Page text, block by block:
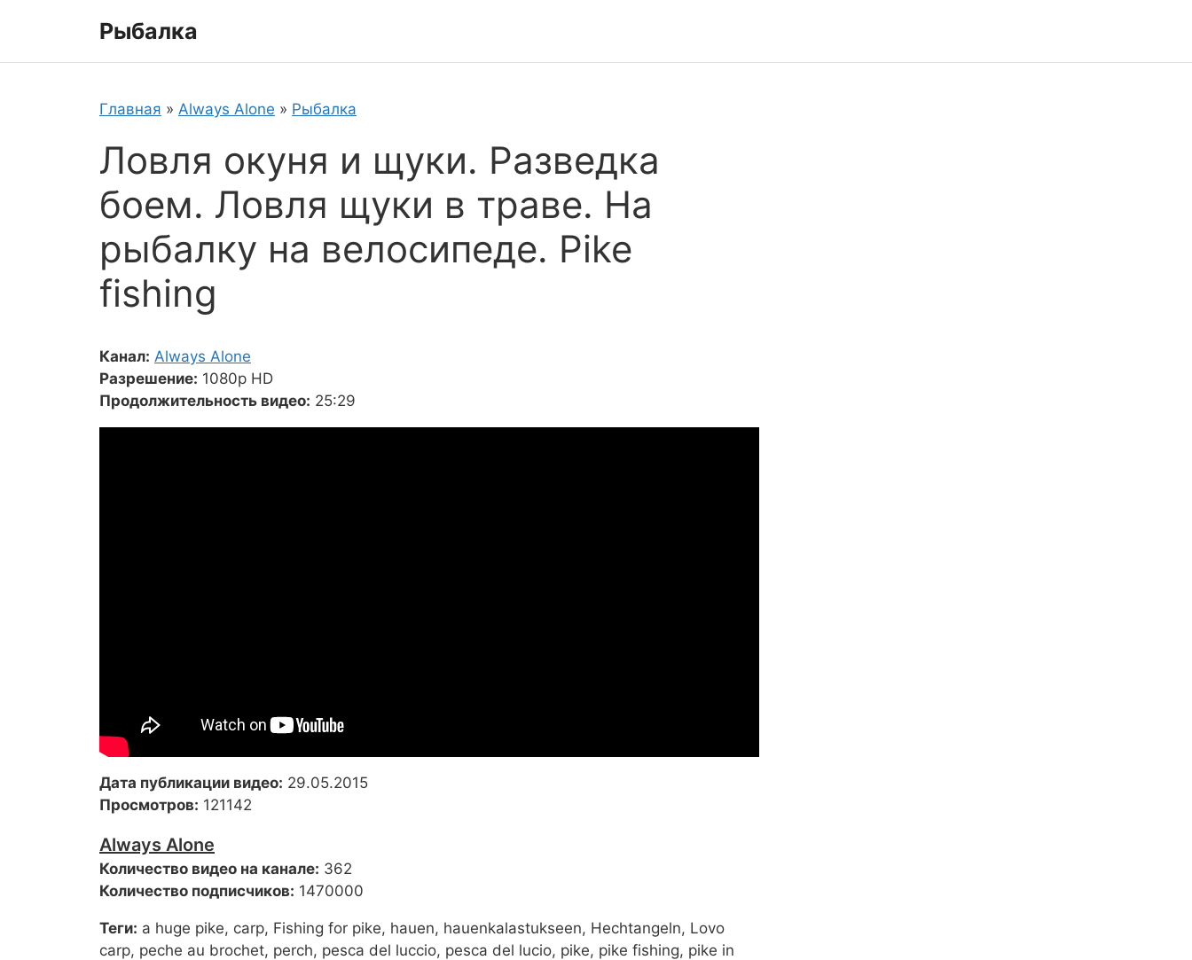
Рыбалка
Главная » Always Alone » Рыбалка
Ловля окуня и щуки. Разведка
боем. Ловля щуки в траве. На
рыбалку на велосипеде. Pike
fishing
Канал: Always Alone
Разрешение: 1080p HD
Продолжительность видео: 25:29
Дата публикации видео: 29.05.2015
Просмотров: 121142
Always Alone
Количество видео на канале: 362
Количество подписчиков: 1470000
Теги: a huge pike, carp, Fishing for pike, hauen, hauenkalastukseen, Hechtangeln, Lovo
carp, peche au brochet, perch, pesca del luccio, pesca del lucio, pike, pike fishing, pike in